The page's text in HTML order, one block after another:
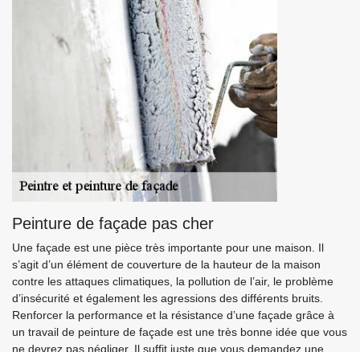
Peinture de façade pas cher
Une façade est une pièce très importante pour une maison. Il
s’agit d’un élément de couverture de la hauteur de la maison
contre les attaques climatiques, la pollution de l’air, le problème
d’insécurité et également les agressions des différents bruits.
Renforcer la performance et la résistance d’une façade grâce à
un travail de peinture de façade est une très bonne idée que vous
ne devrez pas négliger. Il suffit juste que vous demandez une